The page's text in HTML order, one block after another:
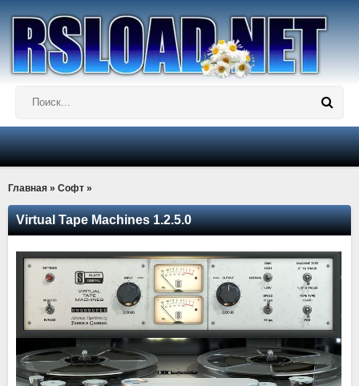
Главная » Софт »
Virtual Tape Machines 1.2.5.0